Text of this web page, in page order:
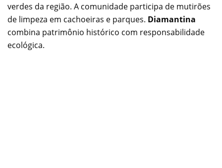
verdes da região. A comunidade participa de mutirões
de limpeza em cachoeiras e parques. Diamantina
combina patrimônio histórico com responsabilidade
ecológica.